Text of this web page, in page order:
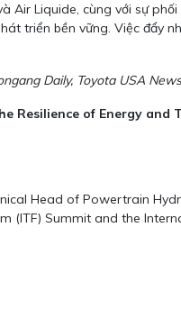
Liquide, cùng với sự
triển bền vững. Việc đẩy
Daily, Toyota USA
Resilience of Energy and
Head of Powertrain
(ITF) Summit and the